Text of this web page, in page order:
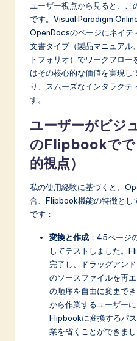
ユーザー視点から見ると、こ
です。Visual Paradigm
OpenDocsのページにネイテ
文書タイプ（製品マニュアル
トフォリオ）でワークフロ
はその核心的な価値を実現し
り、スムーズなインタラク
す。
ユーザーがビジ
のFlipbookでで
的視点）
私の使用経験に基づくと、
合、Flipbook機能の特徴とし
です：
変換と作成 ：45ページ
してテストしました。
完了し、ドラッグアン
のソースファイルを再
の順序を自由に変更で
から作業するユーザー
Flipbookに変換するパ
業を省くことができまし